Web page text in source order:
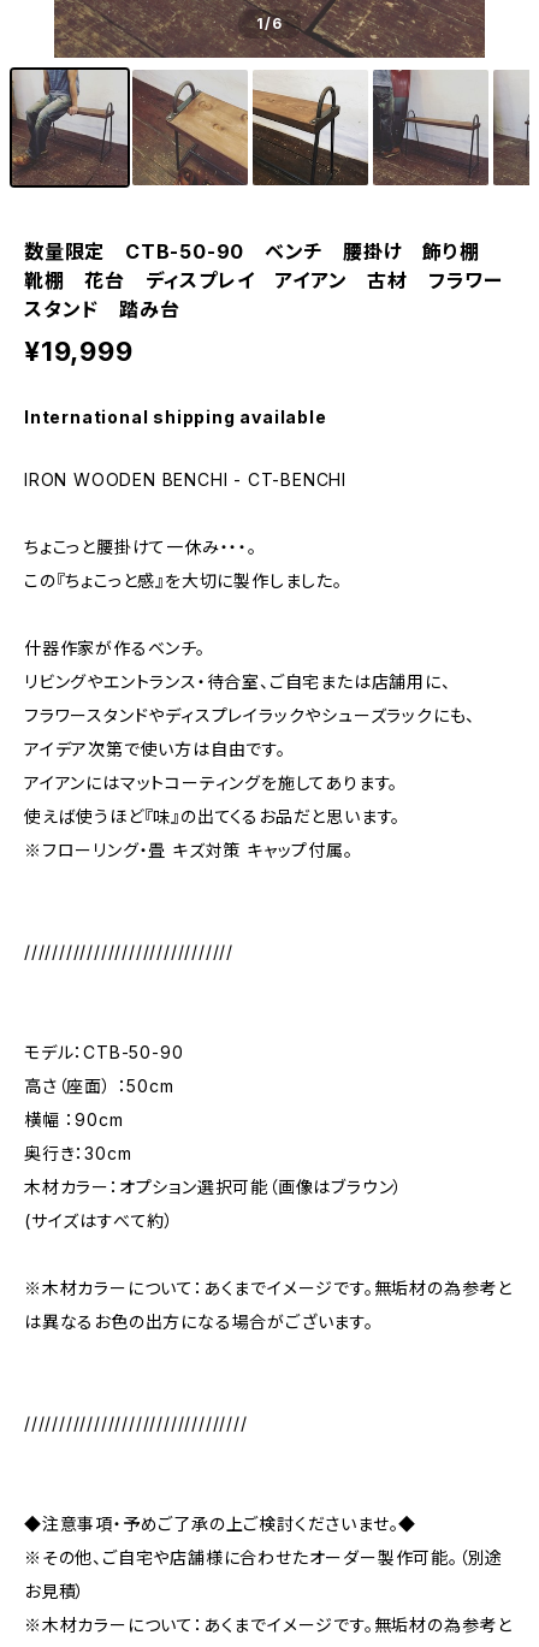
1/6
数量限定 CTB-50-90 ベンチ 腰掛け 飾り棚
靴棚 花台 ディスプレイ アイアン 古材 フラワー
スタンド 踏み台
¥19,999
International shipping available
IRON WOODEN BENCHI - CT-BENCHI
ちょこっと腰掛けて一休み・・・。
この『ちょこっと感』を大切に製作しました。
什器作家が作るベンチ。
リビングやエントランス・待合室、ご自宅または店舗用に、
フラワースタンドやディスプレイラックやシューズラックにも、
アイデア次第で使い方は自由です。
アイアンにはマットコーティングを施してあります。
使えば使うほど『味』の出てくるお品だと思います。
※フローリング・畳 キズ対策 キャップ付属。
//////////////////////////////
モデル：CTB-50-90
高さ（座面） ：50cm
横幅 ：90cm
奥行き：30cm
木材カラー：オプション選択可能（画像はブラウン）
(サイズはすべて約）
※木材カラーについて：あくまでイメージです。無垢材の為参考と
は異なるお色の出方になる場合がございます。
////////////////////////////////
◆注意事項・予めご了承の上ご検討くださいませ。◆
※その他、ご自宅や店舗様に合わせたオーダー製作可能。（別途
お見積）
※木材カラーについて：あくまでイメージです。無垢材の為参考と